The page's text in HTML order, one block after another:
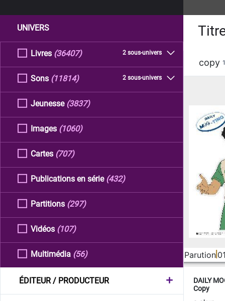
UNIVERS
Livres 2 sous-univers
(36407)
Sons 2 sous-univers
(11814)
Jeunesse (3837)
Images (1060)
Cartes (707)
Publications en série (432)
Partitions (297)
Vidéos (107)
Multimédia (56)
ÉDITEUR / PRODUCTEUR
copy
Parution
DAILY
Copy